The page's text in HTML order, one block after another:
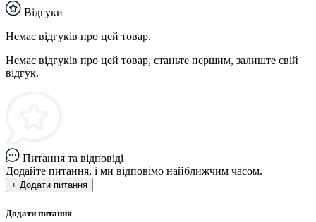
Відгуки
Немає відгуків про цей товар.
Немає відгуків про цей товар, станьте першим, залиште свій
відгук.
Питання та відповіді
Додайте питання, і ми відповімо найближчим часом.
+ Додати питання
Додати питання